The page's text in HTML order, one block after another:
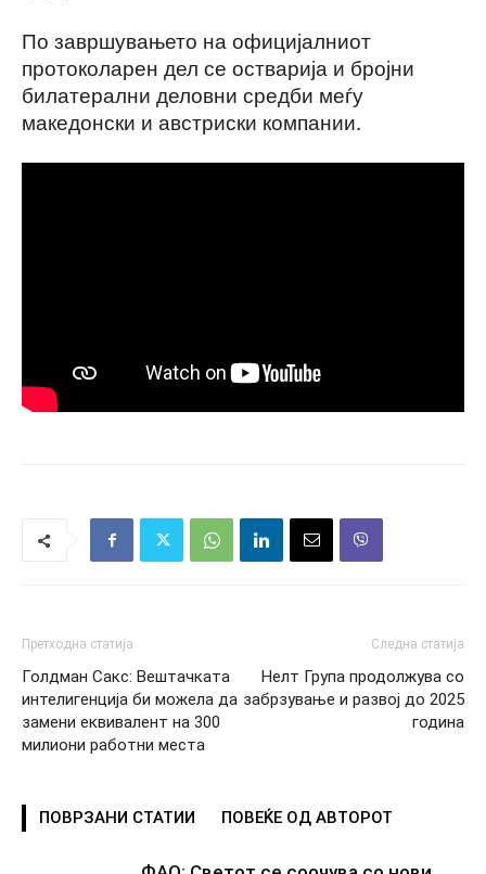
По завршувањето на официјалниот
протоколарен дел се остварија и бројни
билатерални деловни средби меѓу
македонски и австриски компании.
Претходна статија
Голдман Сакс: Вештачката
интелигенција би можела да
замени еквивалент на 300
милиони работни места
Следна статија
Нелт Група продолжува со
забрзување и развој до 2025
година
ПОВРЗАНИ СТАТИИ ПОВЕЌЕ ОД АВТОРОТ